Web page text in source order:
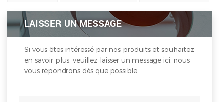
LAISSER UN MESSAGE
Si vous êtes intéressé par nos produits et souhaitez
en savoir plus, veuillez laisser un message ici, nous
vous répondrons dès que possible.